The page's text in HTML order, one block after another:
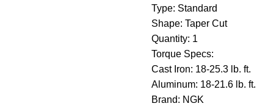
Type: Standard
Shape: Taper Cut
Quantity: 1
Torque Specs:
Cast Iron: 18-25.3 lb. ft.
Aluminum: 18-21.6 lb. ft.
Brand: NGK